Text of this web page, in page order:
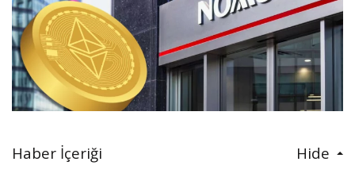
Haber İçeriği Hide